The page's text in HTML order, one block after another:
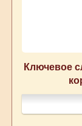
Ключевое